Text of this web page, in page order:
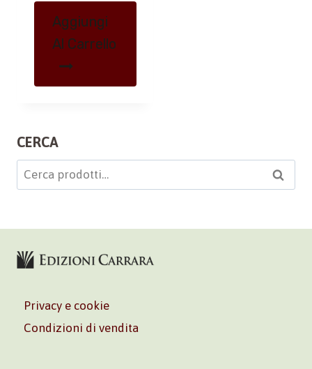
Aggiungi
Al Carrello
CERCA
Cerca: Cerca
Privacy e cookie
Condizioni di vendita